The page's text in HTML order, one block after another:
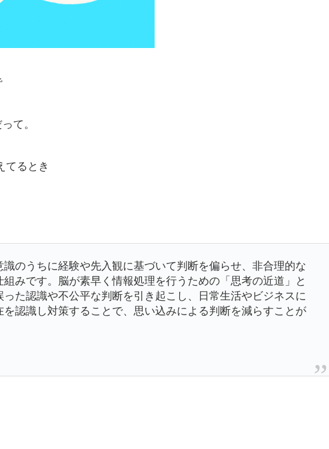
て。
てるとき
のうちに経験や先入観に基づいて判断を偏らせ、非合理的な
みです。脳が素早く情報処理を行うための「思考の近道」と
った認識や不公平な判断を引き起こし、日常生活やビジネスに
認識し対策することで、思い込みによる判断を減らすことが